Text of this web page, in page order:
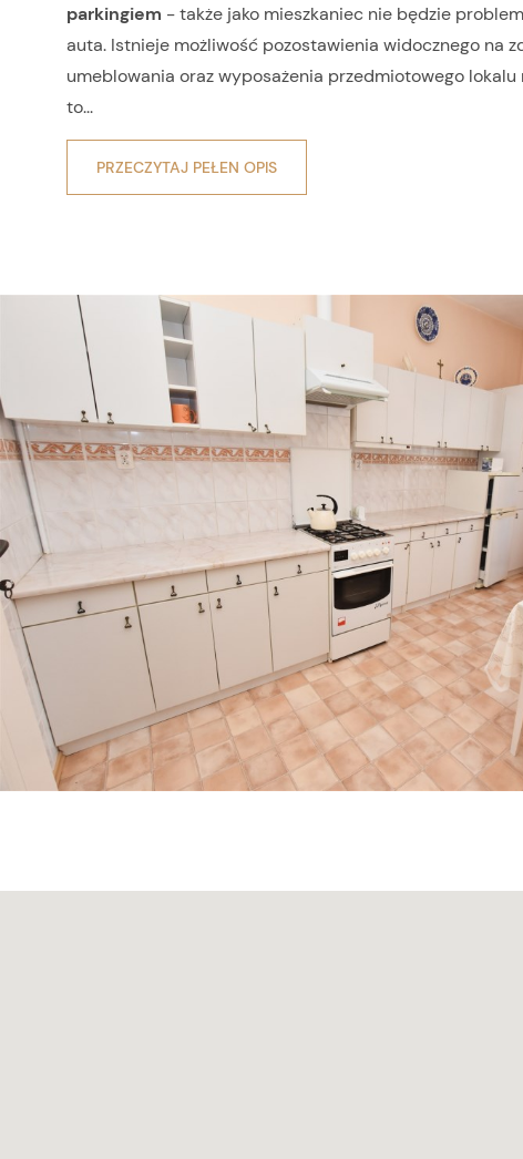
parkingiem - także jako mieszkaniec nie będzie
auta. Istnieje możliwość pozostawienia widocznego na
umeblowania oraz wyposażenia przedmiotowego
to...
PRZECZYTAJ PEŁEN OPIS